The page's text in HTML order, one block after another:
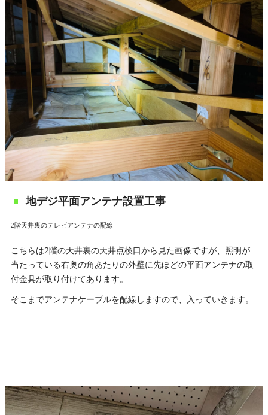
地デジ平面アンテナ設置工事
2階天井裏のテレビアンテナの配線
こちらは2階の天井裏の天井点検口から見た画像ですが、照明が
当たっている右奥の角あたりの外壁に先ほどの平面アンテナの取
付金具が取り付けてあります。
そこまでアンテナケーブルを配線しますので、入っていきます。